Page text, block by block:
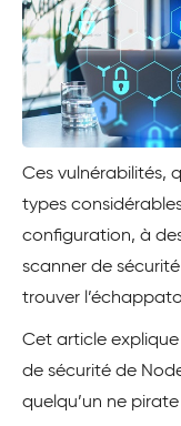
Ces vulnérabilités,
types
configuration, à
scanner de
trouver
Cet article
de sécurité de
quelqu’un ne